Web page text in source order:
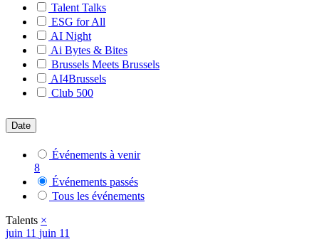
Talent Talks
ESG for All
AI Night
Ai Bytes & Bites
Brussels Meets Brussels
AI4Brussels
Club 500
Date
Événements à venir
8
Événements passés
Tous les événements
Talents ×
juin 11 juin 11